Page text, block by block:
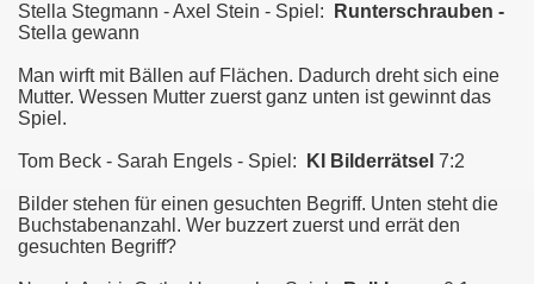
Stella Stegmann - Axel Stein - Spiel:
Runterschrauben -
Stella gewann
Man wirft mit Bällen auf Flächen. Dadurch dreht sich eine
Mutter. Wessen Mutter zuerst ganz unten ist gewinnt das
Spiel.
Tom Beck - Sarah Engels - Spiel: KI Bilderrätsel 7:2
Bilder stehen für einen gesuchten Begriff. Unten steht die
Buchstabenanzahl. Wer buzzert zuerst und errät den
gesuchten Begriff?